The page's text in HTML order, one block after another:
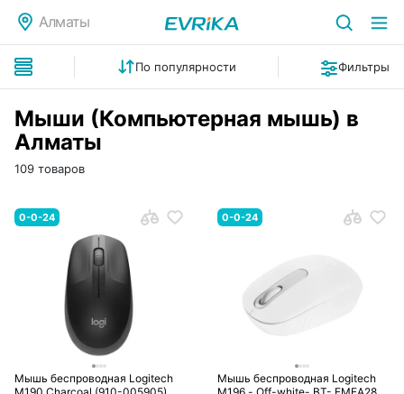
Алматы
По популярности Фильтры
Мыши (Компьютерная мышь) в
Алматы
109 товаров
0-0-24
Мышь беспроводная Logitech
0-0-24
Мышь беспроводная Logitech